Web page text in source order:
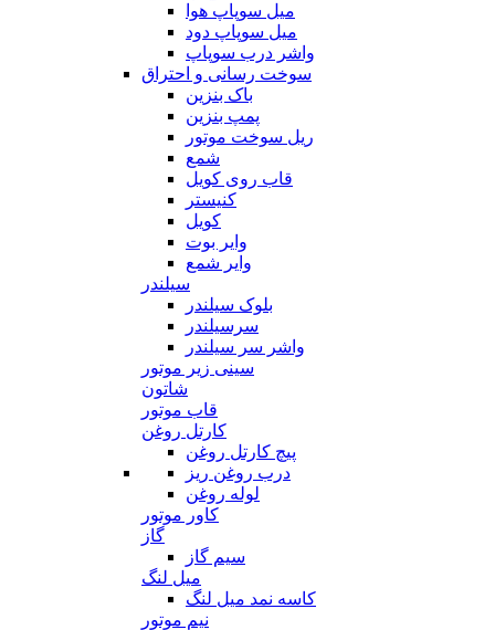
میل سوپاپ هوا
میل سوپاپ دود
واشر درب سوپاپ
سوخت رسانی و احتراق
باک بنزین
پمپ بنزین
ریل سوخت موتور
شمع
قاب روی کویل
کنیستر
کویل
وایر بوت
وایر شمع
سیلندر
بلوک سیلندر
سرسیلندر
واشر سر سیلندر
سینی زیر موتور
شاتون
قاب موتور
کارتل روغن
پیچ کارتل روغن
درب روغن ریز
لوله روغن
کاور موتور
گاز
سیم گاز
میل لنگ
کاسه نمد میل لنگ
نیم موتور